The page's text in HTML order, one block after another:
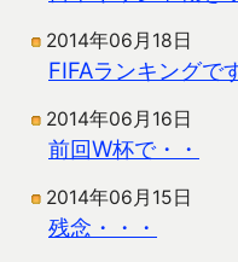
2014年06月18日
FIFAランキングで
2014年06月16日
前回W杯で・・
2014年06月15日
残念・・・